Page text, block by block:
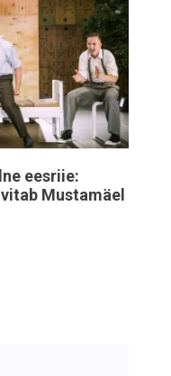
eesriie:
Mustamäel